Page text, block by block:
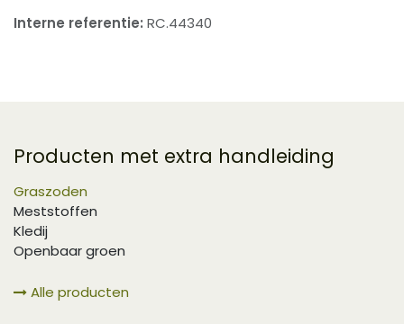
Interne referentie: RC.44340
Producten met extra handleiding
Graszoden
Meststoffen
Kledij
Openbaar groen
Alle producten